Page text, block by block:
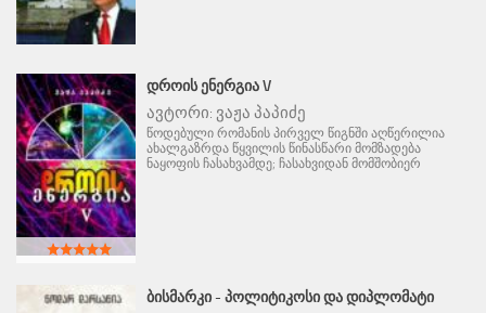
ᲓᲠᲝᲘᲡ ᲔᲜᲔᲠᲒᲘᲐ V
ავტორი: ვაჟა პაპიძე
წოდებული რომანის პირველ წიგნში აღწერილია
ახალგაზრდა წყვილის წინასწარი მომზადება
ნაყოფის ჩასახვამდე; ჩასახვიდან მომშობიერ
ᲑᲘᲡᲛᲐᲠᲙᲘ - ᲞᲝᲚᲘᲢᲘᲙᲝᲡᲘ ᲓᲐ ᲓᲘᲞᲚᲝᲛᲐᲢᲘ